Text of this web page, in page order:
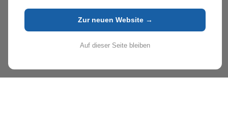
Zur neuen Website →
Auf dieser Seite bleiben